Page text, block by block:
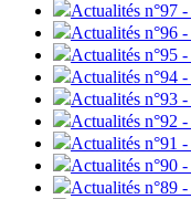
Actualités n°97
Actualités n°96
Actualités n°95
Actualités n°94
Actualités n°93
Actualités n°92
Actualités n°91
Actualités n°90
Actualités n°89